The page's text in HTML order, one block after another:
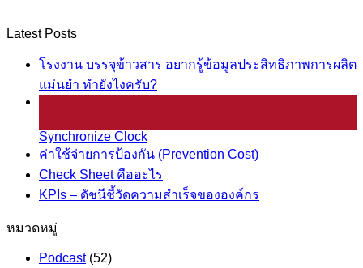
Latest Posts
โรงงาน บรรจุข้าวสาร อยากรู้ข้อมูลประสิทธิภาพการผลิต
แม่นยำ ทำยังไงครับ?
Synchronize Clock
ค่าใช้จ่ายการป้องกัน (Prevention Cost)
Check Sheet คืออะไร
KPIs – ดัชนีชี้วัดความสำเร็จขององค์กร
หมวดหมู่
Podcast(52)